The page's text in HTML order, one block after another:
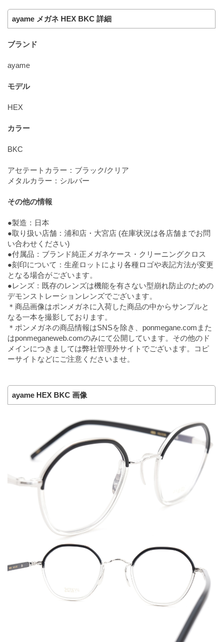
ayame メガネ HEX BKC 詳細
ブランド
ayame
モデル
HEX
カラー
BKC
アセテートカラー：ブラック/クリア
メタルカラー：シルバー
その他の情報
●製造：日本
●取り扱い店舗：浦和店・大宮店 (在庫状況は各店舗までお問
い合わせください)
●付属品：ブランド純正メガネケース・クリーニングクロス
●刻印について：生産ロットにより各種ロゴや表記方法が変更
となる場合がございます。
●レンズ：既存のレンズは機能を有さない型崩れ防止のための
デモンストレーションレンズでございます。
＊商品画像はポンメガネに入荷した商品の中からサンプルと
なる一本を撮影しております。
＊ポンメガネの商品情報はSNSを除き、ponmegane.comまた
はponmeganeweb.comのみにて公開しています。その他のド
メインにつきましては弊社管理外サイトでございます。コピ
ーサイトなどにご注意くださいませ。
ayame HEX BKC 画像